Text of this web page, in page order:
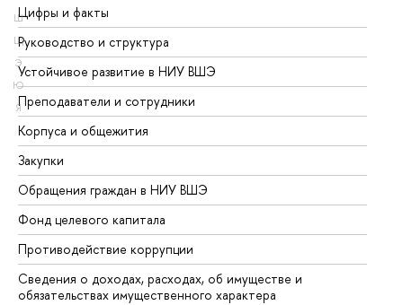
Ш
Щ
Э
Ю
Я
Цифры и факты
Руководство и структура
Устойчивое развитие в НИУ ВШЭ
Преподаватели и сотрудники
Корпуса и общежития
Закупки
Обращения граждан в НИУ ВШЭ
Фонд целевого капитала
Противодействие коррупции
Сведения о доходах, расходах, об имуществе и
обязательствах имущественного характера